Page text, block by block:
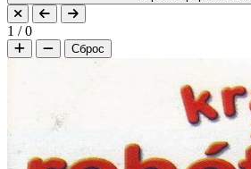
1 /0
Сброс